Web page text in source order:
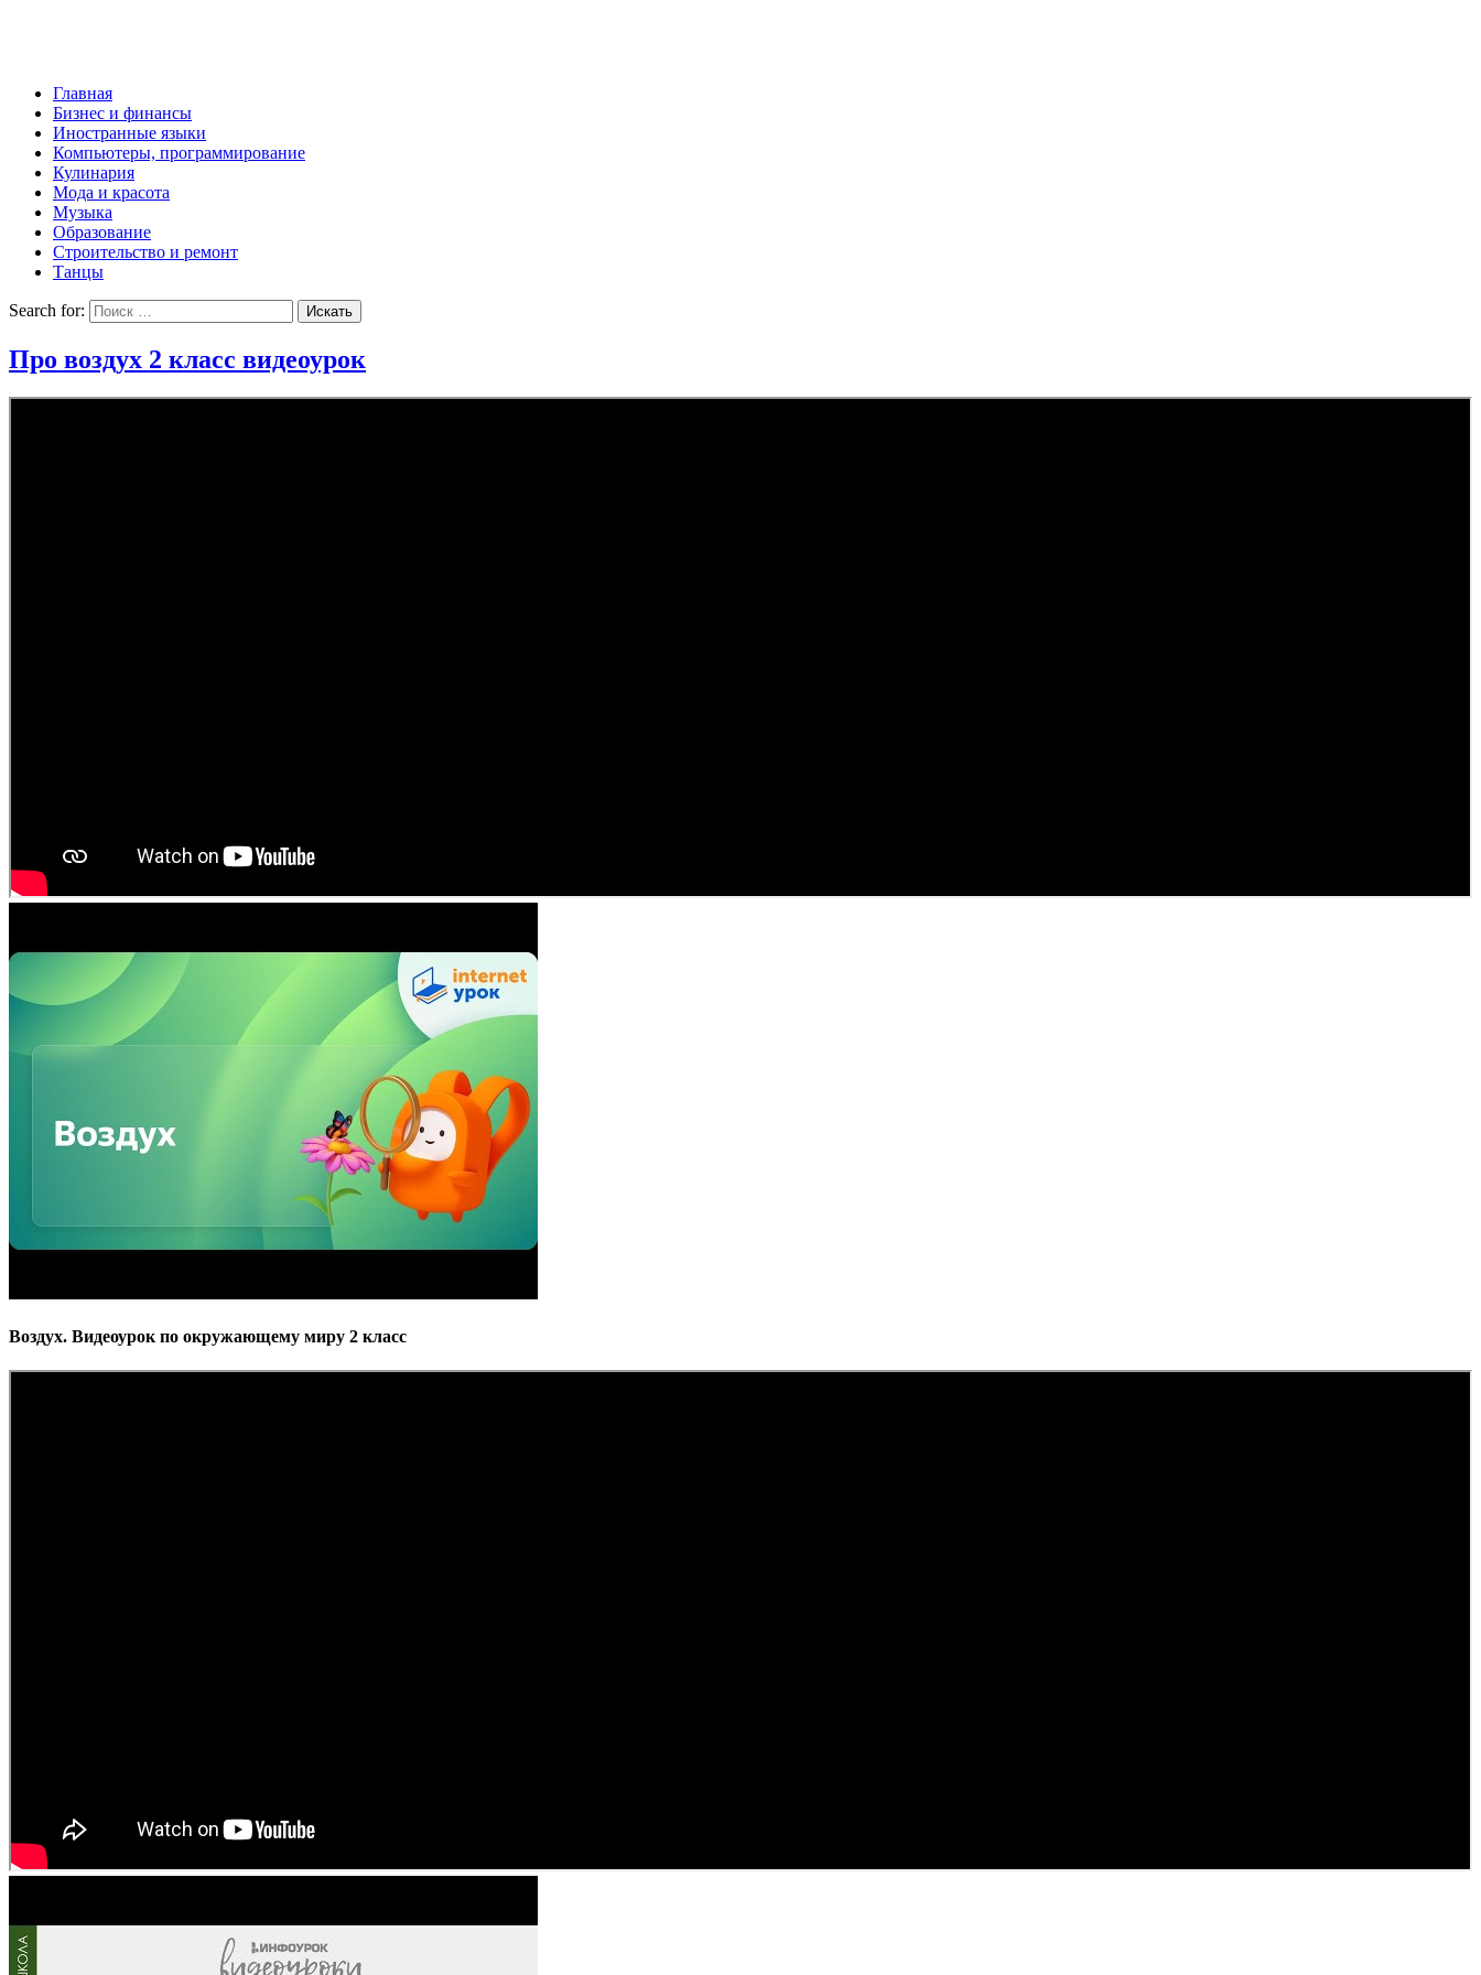
Главная
Бизнес и финансы
Иностранные языки
Компьютеры, программирование
Кулинария
Мода и красота
Музыка
Образование
Строительство и ремонт
Танцы
Search for:
Про воздух 2 класс видеоурок
Воздух. Видеоурок по окружающему миру 2 класс